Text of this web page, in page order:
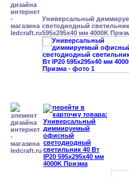
Универсальный
светодиодный
595x295x40 мм 4000K